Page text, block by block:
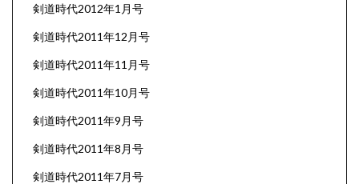
剣道時代2012年1月号
剣道時代2011年12月号
剣道時代2011年11月号
剣道時代2011年10月号
剣道時代2011年9月号
剣道時代2011年8月号
剣道時代2011年7月号